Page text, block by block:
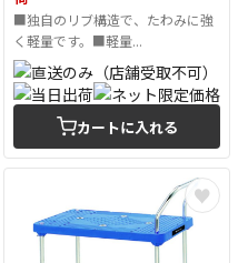
■独自のリブ構造で、たわみに強
く軽量です。■軽量...
カートに入れる